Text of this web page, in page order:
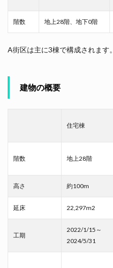
階数 地上28階、地下0階
A街区は主に3棟で構成されます。
建物の概要
住宅棟
階数 地上28階
高さ 約100m
延床 22,297m2
工期
2022/1/15～
2024/5/31